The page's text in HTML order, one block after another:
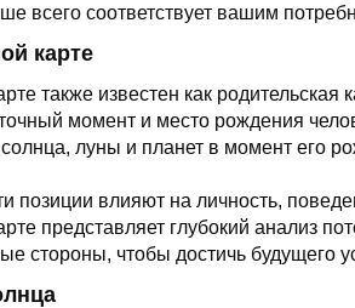
всего соответствует вашим
карте
также известен как
момент и место рождения
луны и планет в момент его
позиции влияют на личность,
представляет глубокий анализ
стороны, чтобы достичь будущего